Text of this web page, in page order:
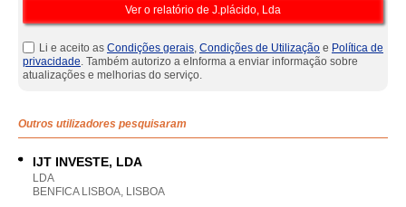
Li e aceito as Condições gerais, Condições de Utilização e Política de
privacidade. Também autorizo a eInforma a enviar informação sobre
atualizações e melhorias do serviço.
Outros utilizadores pesquisaram
IJT INVESTE, LDA
LDA
BENFICA LISBOA, LISBOA